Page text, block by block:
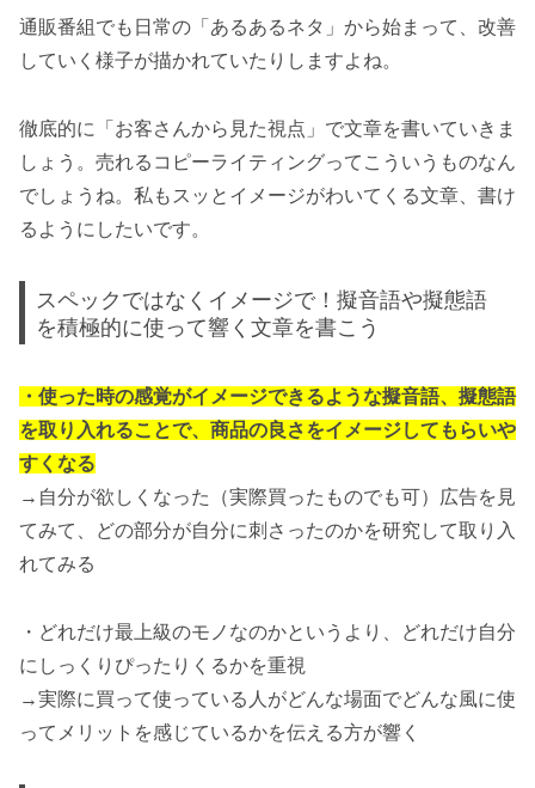
通販番組でも日常の「あるあるネタ」から始まって、改善
していく様子が描かれていたりしますよね。
徹底的に「お客さんから見た視点」で文章を書いていきま
しょう。売れるコピーライティングってこういうものなん
でしょうね。私もスッとイメージがわいてくる文章、書け
るようにしたいです。
スペックではなくイメージで！擬音語や擬態語
を積極的に使って響く文章を書こう
・使った時の感覚がイメージできるような擬音語、擬態語
を取り入れることで、商品の良さをイメージしてもらいや
すくなる
→自分が欲しくなった（実際買ったものでも可）広告を見
てみて、どの部分が自分に刺さったのかを研究して取り入
れてみる
・どれだけ最上級のモノなのかというより、どれだけ自分
にしっくりぴったりくるかを重視
→実際に買って使っている人がどんな場面でどんな風に使
ってメリットを感じているかを伝える方が響く